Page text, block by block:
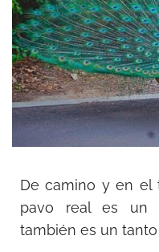
De camino y en
pavo real es un
también es un